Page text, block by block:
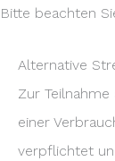
Bitte beachten
Alternative
Zur
einer
verpflichtet